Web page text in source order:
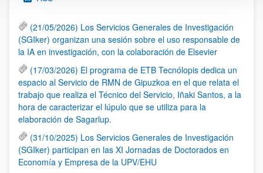
(21/05/2026) Los Servicios Generales de Investigación
(SGIker) organizan una sesión sobre el uso responsable de
la IA en investigación, con la colaboración de Elsevier
(17/03/2026) El programa de ETB Tecnólopis dedica un
espacio al Servicio de RMN de Gipuzkoa en el que relata el
trabajo que realiza el Técnico del Servicio, Iñaki Santos, a la
hora de caracterizar el lúpulo que se utiliza para la
elaboración de Sagarlup.
(31/10/2025) Los Servicios Generales de Investigación
(SGIker) participan en las XI Jornadas de Doctorados en
Economía y Empresa de la UPV/EHU